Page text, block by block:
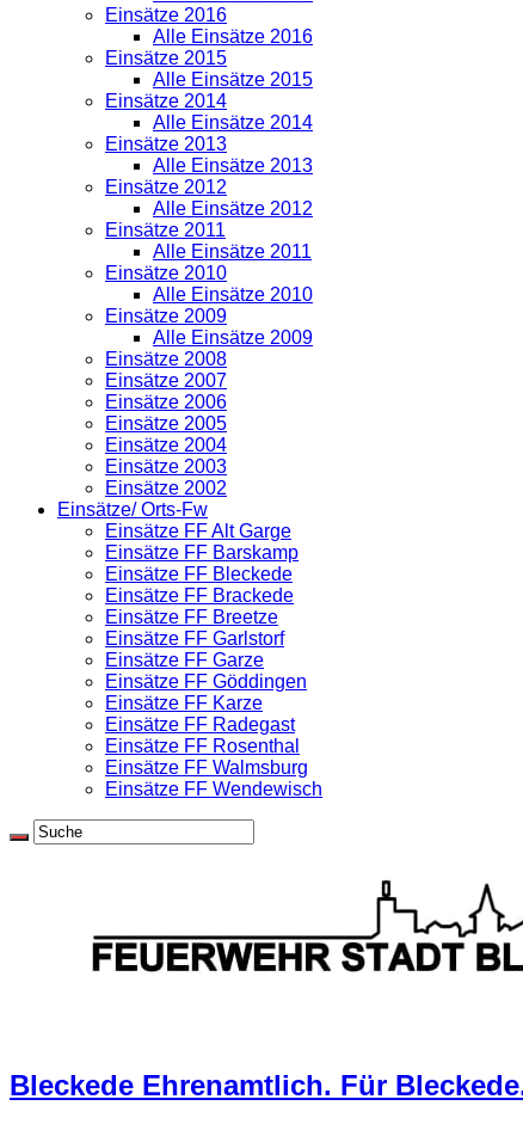
Einsätze 2016
Alle Einsätze 2016
Einsätze 2015
Alle Einsätze 2015
Einsätze 2014
Alle Einsätze 2014
Einsätze 2013
Alle Einsätze 2013
Einsätze 2012
Alle Einsätze 2012
Einsätze 2011
Alle Einsätze 2011
Einsätze 2010
Alle Einsätze 2010
Einsätze 2009
Alle Einsätze 2009
Einsätze 2008
Einsätze 2007
Einsätze 2006
Einsätze 2005
Einsätze 2004
Einsätze 2003
Einsätze 2002
Einsätze/ Orts-Fw
Einsätze FF Alt Garge
Einsätze FF Barskamp
Einsätze FF Bleckede
Einsätze FF Brackede
Einsätze FF Breetze
Einsätze FF Garlstorf
Einsätze FF Garze
Einsätze FF Göddingen
Einsätze FF Karze
Einsätze FF Radegast
Einsätze FF Rosenthal
Einsätze FF Walmsburg
Einsätze FF Wendewisch
Bleckede Ehrenamtlich. Für